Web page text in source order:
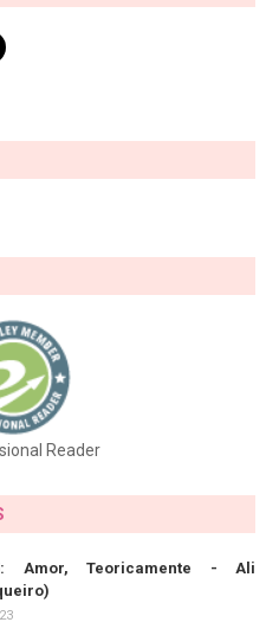
Amor, Teoricamente - Ali